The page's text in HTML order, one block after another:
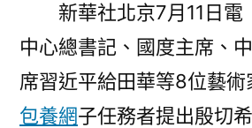
新華社北京7月11日
中心總書記、國度主席、中
席習近平給田華等8位藝術
包養網子任務者提出殷切